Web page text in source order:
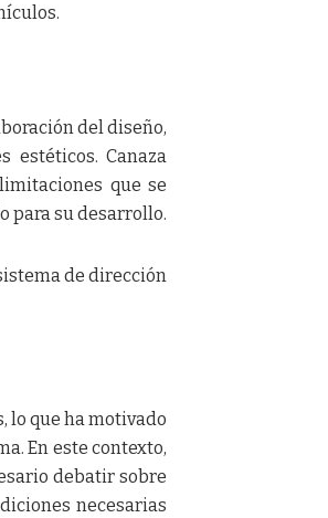
del diseño,
estéticos. Canaza
que se
para su desarrollo.
de dirección
lo que ha motivado
En este contexto,
debatir sobre
necesarias